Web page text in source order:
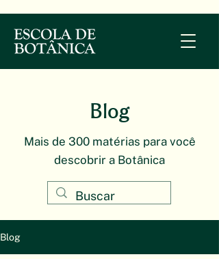
Blog
Mais de 300 matérias para você
descobrir a Botânica
Blog